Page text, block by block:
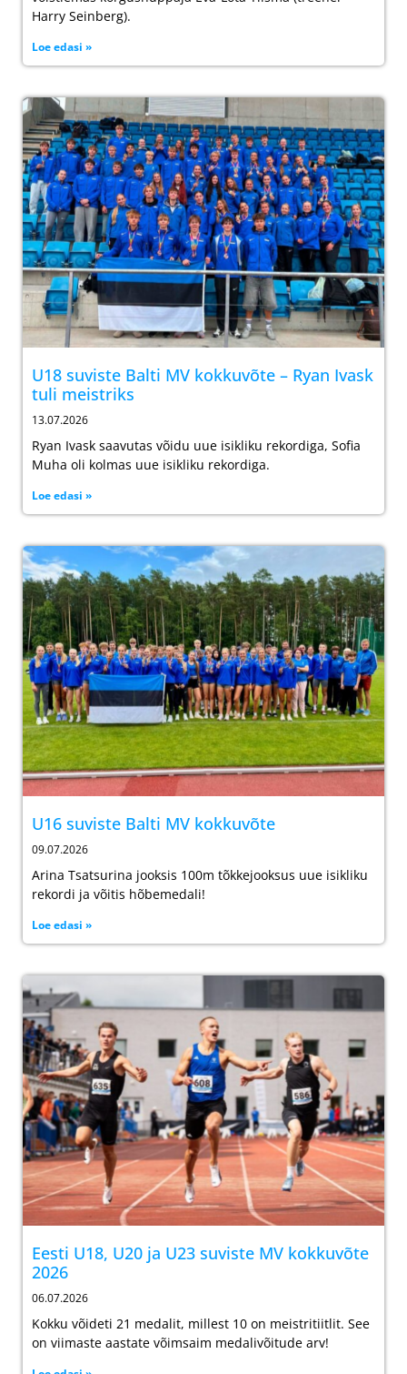
Harry Seinberg).
Loe edasi »
U18 suviste Balti MV kokkuvõte – Ryan Ivask
tuli meistriks
13.07.2026
Ryan Ivask saavutas võidu uue isikliku rekordiga, Sofia
Muha oli kolmas uue isikliku rekordiga.
Loe edasi »
U16 suviste Balti MV kokkuvõte
09.07.2026
Arina Tsatsurina jooksis 100m tõkkejooksus uue isikliku
rekordi ja võitis hõbemedali!
Loe edasi »
Eesti U18, U20 ja U23 suviste MV kokkuvõte
2026
06.07.2026
Kokku võideti 21 medalit, millest 10 on meistritiitlit. See
on viimaste aastate võimsaim medalivõitude arv!